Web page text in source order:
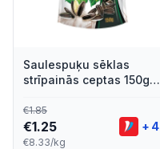
Saulespuķu sēklas
strīpainās ceptas 150g,
€1.85
€1.25
€8.33/kg
+ 4